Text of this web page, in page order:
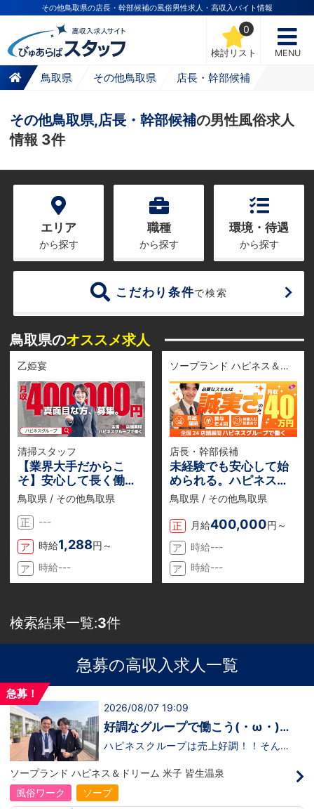
その他鳥取県の店長・幹部候補の風俗男性求人・高収入バイト情報
検討リスト
0
MENU
鳥取県 その他鳥取県 店長・幹部候補
その他鳥取県,店長・幹部候補の男性風俗求人
情報 3件
エリア
から探す
職種
から探す
環境・待遇
から探す
こだわり条件で検索
鳥取県のオススメ求人
乙姫宴
清掃スタッフ
【業界大手だからこ
そ】安心して長く働け
る環境を整備していま
鳥取県 / その他鳥取県
正
---
ア 時給1,288円～
ア
時給---
ソープランド ハピネス＆ドリーム 米子 皆生温泉
店長・幹部候補
未経験でも安心して始
められる。ハピネスグ
ループは、あなたの“最
初の一歩”を全力で応援
します！
鳥取県 / その他鳥取県
正 月給400,000円～
ア
時給---
ア
時給---
検索結果一覧:3件
急募の高収入求人一覧
急募！
2026/08/07 19:09
好調なグループで働こう(・ω・)
ノ
ハピネスクループは売上好調！！そんな
ございます。では！好調なハピネスグルー
プで働く利点とは！？新しいお店がまた増
える予定なので役職ポストに空き枠有！！
つまり・・・ハピネスグループの中でも、
ソープランド ハピネス＆ドリーム 米子 皆生温泉
風俗ワーク
ソープ